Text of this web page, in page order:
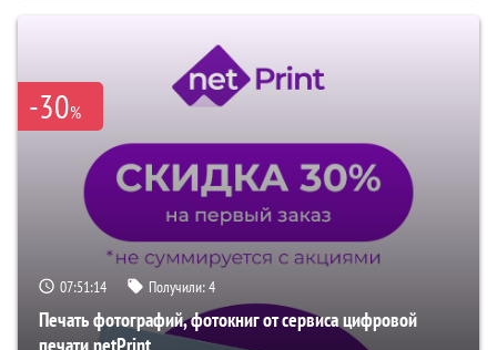
-30%
07:51:13 Получили:4
Печать фотографий, фотокниг от сервиса цифровой